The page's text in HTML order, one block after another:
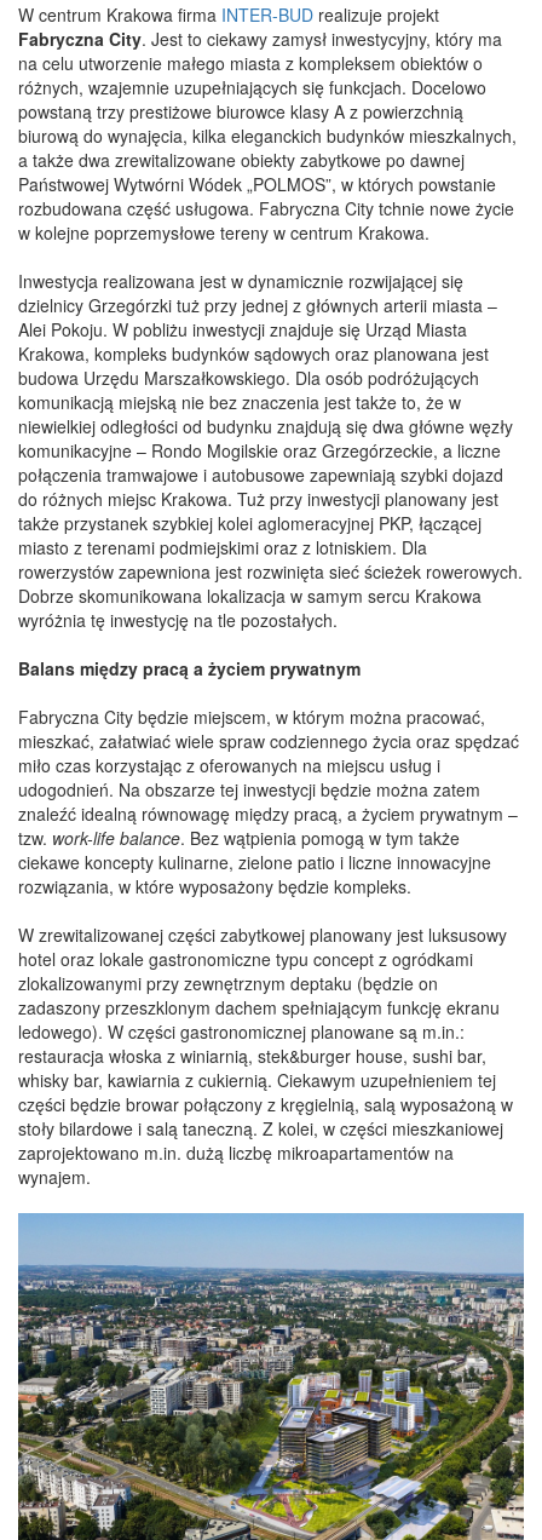
W centrum Krakowa firma INTER-BUD realizuje projekt
Fabryczna City. Jest to ciekawy zamysł inwestycyjny, który ma
na celu utworzenie małego miasta z kompleksem obiektów o
różnych, wzajemnie uzupełniających się funkcjach. Docelowo
powstaną trzy prestiżowe biurowce klasy A z powierzchnią
biurową do wynajęcia, kilka eleganckich budynków mieszkalnych,
a także dwa zrewitalizowane obiekty zabytkowe po dawnej
Państwowej Wytwórni Wódek „POLMOS”, w których powstanie
rozbudowana część usługowa. Fabryczna City tchnie nowe życie
w kolejne poprzemysłowe tereny w centrum Krakowa.
Inwestycja realizowana jest w dynamicznie rozwijającej się
dzielnicy Grzegórzki tuż przy jednej z głównych arterii miasta –
Alei Pokoju. W pobliżu inwestycji znajduje się Urząd Miasta
Krakowa, kompleks budynków sądowych oraz planowana jest
budowa Urzędu Marszałkowskiego. Dla osób podróżujących
komunikacją miejską nie bez znaczenia jest także to, że w
niewielkiej odległości od budynku znajdują się dwa główne węzły
komunikacyjne – Rondo Mogilskie oraz Grzegórzeckie, a liczne
połączenia tramwajowe i autobusowe zapewniają szybki dojazd
do różnych miejsc Krakowa. Tuż przy inwestycji planowany jest
także przystanek szybkiej kolei aglomeracyjnej PKP, łączącej
miasto z terenami podmiejskimi oraz z lotniskiem. Dla
rowerzystów zapewniona jest rozwinięta sieć ścieżek rowerowych.
Dobrze skomunikowana lokalizacja w samym sercu Krakowa
wyróżnia tę inwestycję na tle pozostałych.
Balans między pracą a życiem prywatnym
Fabryczna City będzie miejscem, w którym można pracować,
mieszkać, załatwiać wiele spraw codziennego życia oraz spędzać
miło czas korzystając z oferowanych na miejscu usług i
udogodnień. Na obszarze tej inwestycji będzie można zatem
znaleźć idealną równowagę między pracą, a życiem prywatnym –
tzw. work-life balance. Bez wątpienia pomogą w tym także
ciekawe koncepty kulinarne, zielone patio i liczne innowacyjne
rozwiązania, w które wyposażony będzie kompleks.
W zrewitalizowanej części zabytkowej planowany jest luksusowy
hotel oraz lokale gastronomiczne typu concept z ogródkami
zlokalizowanymi przy zewnętrznym deptaku (będzie on
zadaszony przeszklonym dachem spełniającym funkcję ekranu
ledowego). W części gastronomicznej planowane są m.in.:
restauracja włoska z winiarnią, stek&burger house, sushi bar,
whisky bar, kawiarnia z cukiernią. Ciekawym uzupełnieniem tej
części będzie browar połączony z kręgielnią, salą wyposażoną w
stoły bilardowe i salą taneczną. Z kolei, w części mieszkaniowej
zaprojektowano m.in. dużą liczbę mikroapartamentów na
wynajem.